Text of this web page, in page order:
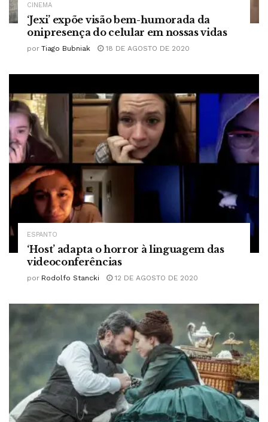
CINEMA
‘Jexi’ expõe visão bem-humorada da
onipresença do celular em nossas vidas
por Tiago Bubniak 18 DE AGOSTO DE 2020
ESPANTO
‘Host’ adapta o horror à linguagem das
videoconferências
por Rodolfo Stancki 12 DE AGOSTO DE 2020